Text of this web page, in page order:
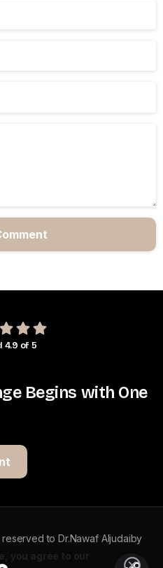
4.9 of 5
Begins with One
to Dr.Nawaf Aljudaiby